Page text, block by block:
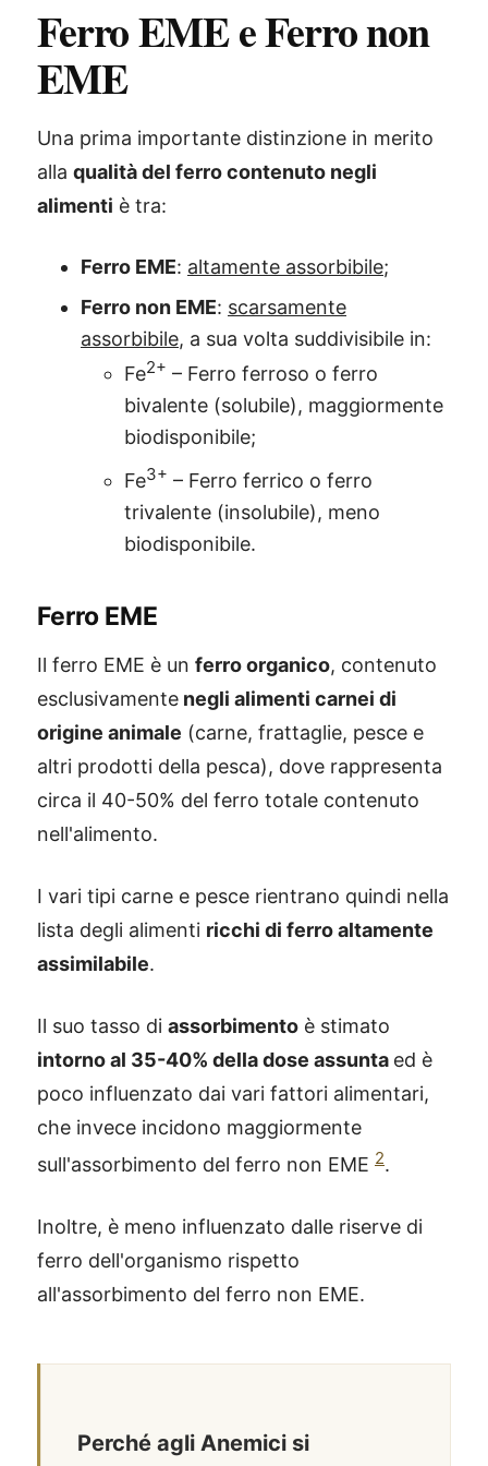
Ferro EME e Ferro non
EME
Una prima importante distinzione in merito
alla qualità del ferro contenuto negli
alimenti è tra:
Ferro EME: altamente assorbibile;
Ferro non EME: scarsamente
assorbibile, a sua volta suddivisibile in:
Fe2+ – Ferro ferroso o ferro
bivalente (solubile), maggiormente
biodisponibile;
Fe3+ – Ferro ferrico o ferro
trivalente (insolubile), meno
biodisponibile.
Ferro EME
Il ferro EME è un ferro organico, contenuto
esclusivamente negli alimenti carnei di
origine animale (carne, frattaglie, pesce e
altri prodotti della pesca), dove rappresenta
circa il 40-50% del ferro totale contenuto
nell'alimento.
I vari tipi carne e pesce rientrano quindi nella
lista degli alimenti ricchi di ferro altamente
assimilabile.
Il suo tasso di assorbimento è stimato
intorno al 35-40% della dose assunta ed è
poco influenzato dai vari fattori alimentari,
che invece incidono maggiormente
sull'assorbimento del ferro non EME 2.
Inoltre, è meno influenzato dalle riserve di
ferro dell'organismo rispetto
all'assorbimento del ferro non EME.
Perché agli Anemici si